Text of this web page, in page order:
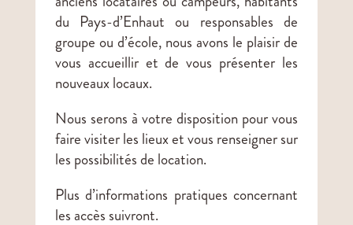
du Pays-d’Enhaut ou responsables de
groupe ou d’école, nous avons le plaisir de
vous accueillir et de vous présenter les
nouveaux locaux.
Nous serons à votre disposition pour vous
faire visiter les lieux et vous renseigner sur
les possibilités de location.
Plus d’informations pratiques concernant
les accès suivront.